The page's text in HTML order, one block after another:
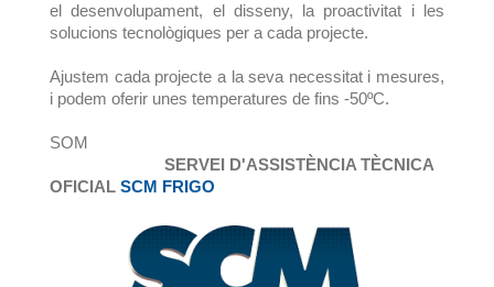
el desenvolupament, el disseny, la proactivitat i les
solucions tecnològiques per a cada projecte.
Ajustem cada projecte a la seva necessitat i mesures,
i podem oferir unes temperatures de fins -50ºC.
SOM
SERVEI D'ASSISTÈNCIA TÈCNICA
OFICIAL SCM FRIGO